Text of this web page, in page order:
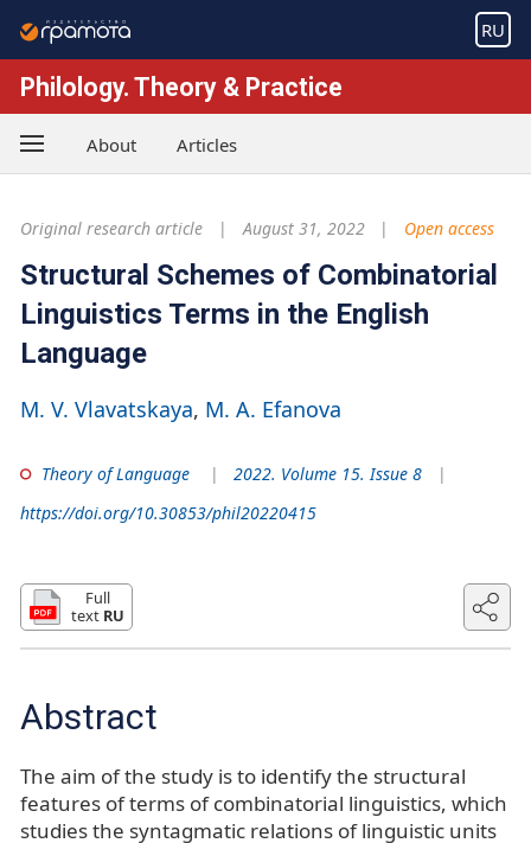
RU
Philology. Theory & Practice
About Articles
Original research article August 31, 2022 Open access
Structural Schemes of Combinatorial
Linguistics Terms in the English
Language
M. V. Vlavatskaya M. A. Efanova
Theory of Language
2022. Volume 15. Issue 8
https://doi.org/10.30853/phil20220415
Full
text RU
Abstract
The aim of the study is to identify the structural
features of terms of combinatorial linguistics, which
studies the syntagmatic relations of linguistic units